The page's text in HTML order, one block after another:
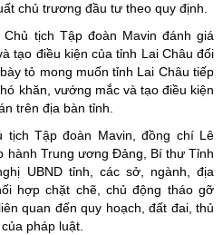
chủ trương đầu tư theo quy định.
tịch Tập đoàn Mavin đánh giá
tạo điều kiện của tỉnh Lai Châu đối
tỏ mong muốn tỉnh Lai Châu tiếp
khăn, vướng mắc và tạo điều kiện
trên địa bàn tỉnh.
tịch Tập đoàn Mavin, đồng chí Lê
hành Trung ương Đảng, Bí thư Tỉnh
UBND tỉnh, các sở, ngành, địa
hợp chặt chẽ, chủ động tháo gỡ
quan đến quy hoạch, đất đai, thủ
pháp luật.